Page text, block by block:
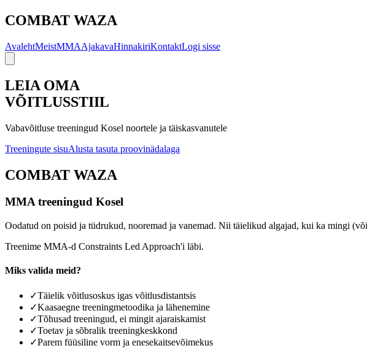
COMBAT WAZA
AvalehtMeistMMAAjakavaHinnakiriKontaktLogi sisse
LEIA OMA
VÕITLUSSTIIL
Vabavõitluse treeningud Kosel noortele ja täiskasvanutele
Treeningute sisuAlusta tasuta proovinädalaga
COMBAT WAZA
MMA treeningud Kosel
Oodatud on poisid ja tüdrukud, nooremad ja vanemad. Nii täielikud algajad, kui ka mingi
Treenime MMA-d Constraints Led Approach'i läbi.
Miks valida meid?
✓Täielik võitlusoskus igas võitlusdistantsis
✓Kaasaegne treeningmetoodika ja lähenemine
✓Tõhusad treeningud, ei mingit ajaraiskamist
✓Toetav ja sõbralik treeningkeskkond
✓Parem füüsiline vorm ja enesekaitsevõimekus